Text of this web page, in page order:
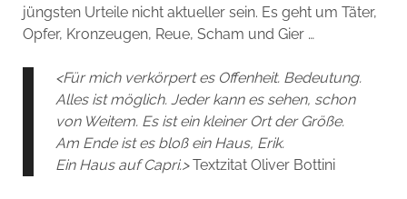
jüngsten Urteile nicht aktueller sein. Es geht um Täter,
Opfer, Kronzeugen, Reue, Scham und Gier …
<Für mich verkörpert es Offenheit. Bedeutung.
Alles ist möglich. Jeder kann es sehen, schon
von Weitem. Es ist ein kleiner Ort der Größe.
Am Ende ist es bloß ein Haus, Erik.
Ein Haus auf Capri.>Textzitat Oliver Bottini